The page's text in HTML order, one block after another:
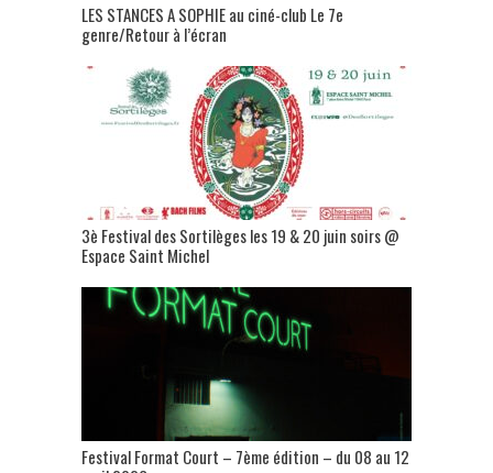
LES STANCES A SOPHIE au ciné-club Le 7e
genre/Retour à l’écran
3è Festival des Sortilèges les 19 & 20 juin soirs @
Espace Saint Michel
Festival Format Court – 7ème édition – du 08 au 12